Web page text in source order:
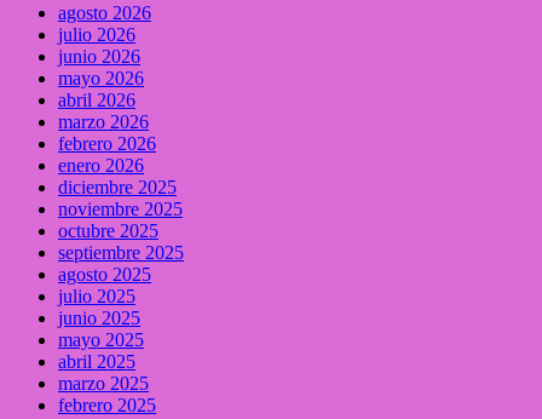
agosto 2026
julio 2026
junio 2026
mayo 2026
abril 2026
marzo 2026
febrero 2026
enero 2026
diciembre 2025
noviembre 2025
octubre 2025
septiembre 2025
agosto 2025
julio 2025
junio 2025
mayo 2025
abril 2025
marzo 2025
febrero 2025